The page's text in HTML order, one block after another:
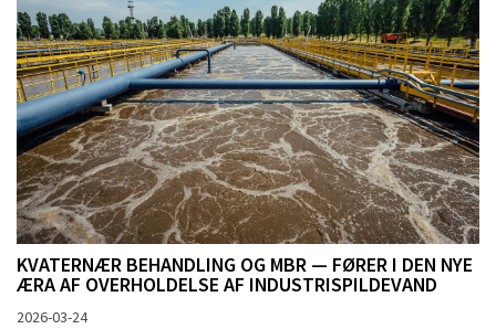
KVATERNÆR BEHANDLING OG MBR — FØRER I DEN NYE
ÆRA AF OVERHOLDELSE AF INDUSTRISPILDEVAND
2026-03-24